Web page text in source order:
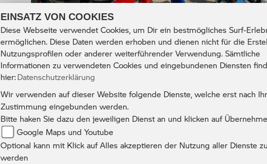
BACK TO TOP
Motorradsport Feil GmbH
Treuchtlingerstr. 2a 91781 Weißenburg
EINSATZ VON COOKIES
Diese Webseite verwendet Cookies, um Dir ein bestmögliches Surf-
ermöglichen. Diese Daten werden erhoben und dienen nicht für die
Nutzungsprofilen oder anderer weiterführender Verwendung. Sämtliche
Informationen zu verwendeten Cookies und eingebundenen Diensten
hier:Datenschutzerklärung
Wir verwenden auf dieser Website folgende Dienste, welche erst nach
Zustimmung eingebunden werden.
Bitte haken Sie dazu den jeweiligen Dienst an und klicken auf
Google Maps und Youtube
Optional kann mit Klick auf Alles akzeptieren der Nutzung aller Dienste
werden